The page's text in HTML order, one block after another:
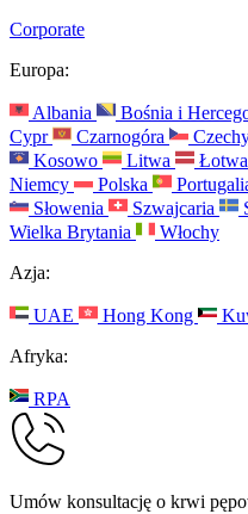
Corporate
Europa:
Albania Bośnia i
Cypr
Czarnogóra
Kosowo
Litwa Łotwa
Niemcy
Polska
Słowenia
Szwajcaria
Wielka Brytania
Włochy
Azja:
UAE Hong Kong
Afryka:
RPA
Umów konsultację o krwi